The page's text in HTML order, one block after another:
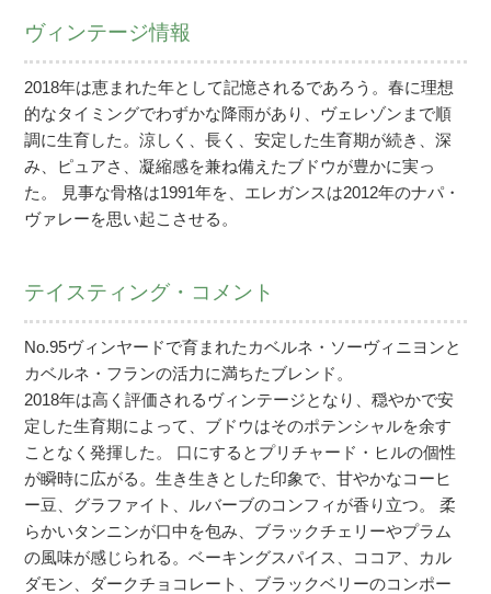
ヴィンテージ情報
2018年は恵まれた年として記憶されるであろう。春に理想
的なタイミングでわずかな降雨があり、ヴェレゾンまで順
調に生育した。涼しく、長く、安定した生育期が続き、深
み、ピュアさ、凝縮感を兼ね備えたブドウが豊かに実っ
た。 見事な骨格は1991年を、エレガンスは2012年のナパ・
ヴァレーを思い起こさせる。
テイスティング・コメント
No.95ヴィンヤードで育まれたカベルネ・ソーヴィニヨンと
カベルネ・フランの活力に満ちたブレンド。
2018年は高く評価されるヴィンテージとなり、穏やかで安
定した生育期によって、ブドウはそのポテンシャルを余す
ことなく発揮した。 口にするとプリチャード・ヒルの個性
が瞬時に広がる。生き生きとした印象で、甘やかなコーヒ
ー豆、グラファイト、ルバーブのコンフィが香り立つ。 柔
らかいタンニンが口中を包み、ブラックチェリーやプラム
の風味が感じられる。ベーキングスパイス、ココア、カル
ダモン、ダークチョコレート、ブラックベリーのコンポー